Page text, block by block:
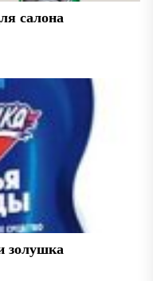
салона
золушка